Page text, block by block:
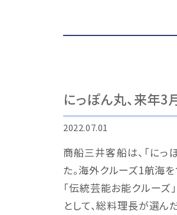
にっぽん丸、来年3
2022.07.01
商船三井客船は、「にっ
た。海外クルーズ1航海
「伝統芸能お能クルーズ
として、総料理長が選ん